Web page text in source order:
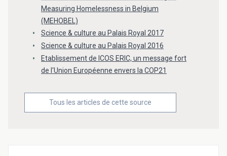
Measuring Homelessness in Belgium
(MEHOBEL)
Science & culture au Palais Royal 2017
Science & culture au Palais Royal 2016
Etablissement de ICOS ERIC, un message fort
de l'Union Européenne envers la COP21
Tous les articles de cette source